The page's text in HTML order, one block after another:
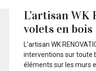
L’artisan WK
volets en bois
L’artisan WK
interventions sur toute
éléments sur les murs